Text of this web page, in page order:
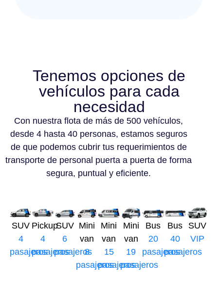
Tenemos opciones de
vehículos para cada
necesidad
Con nuestra flota de más de 500 vehículos,
desde 4 hasta 40 personas, estamos seguros
de que podemos cubrir tus requerimientos de
transporte de personal puerta a puerta de forma
segura, puntual y eficiente.
SUV
4
pasajeros
Pickup
4
pasajeros
SUV
6
pasajeros
Mini
van
8
pasajeros
Mini
van
15
pasajeros
Mini
van
19
pasajeros
Bus
20
pasajeros
Bus
40
pasajeros
SUV
VIP